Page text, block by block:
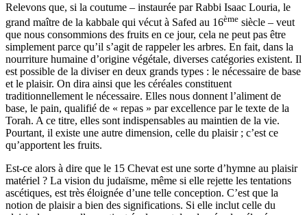
Relevons que, si la coutume – instaurée par Rabbi Isaac Louria, le
grand maître de la kabbale qui vécut à Safed au 16ème siècle – veut
que nous consommions des fruits en ce jour, cela ne peut pas être
simplement parce qu’il s’agit de rappeler les arbres. En fait, dans la
nourriture humaine d’origine végétale, diverses catégories existent. Il
est possible de la diviser en deux grands types : le nécessaire de base
et le plaisir. On dira ainsi que les céréales constituent
traditionnellement le nécessaire. Elles nous donnent l’aliment de
base, le pain, qualifié de « repas » par excellence par le texte de la
Torah. A ce titre, elles sont indispensables au maintien de la vie.
Pourtant, il existe une autre dimension, celle du plaisir ; c’est ce
qu’apportent les fruits.
Est-ce alors à dire que le 15 Chevat est une sorte d’hymne au plaisir
matériel ? La vision du judaïsme, même si elle rejette les tentations
ascétiques, est très éloignée d’une telle conception. C’est que la
notion de plaisir a bien des significations. Si elle inclut celle du